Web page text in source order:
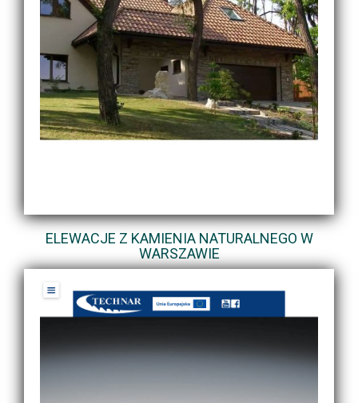
ELEWACJE Z KAMIENIA NATURALNEGO W
WARSZAWIE